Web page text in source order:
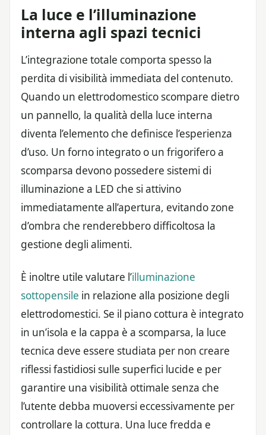
La luce e l’illuminazione
interna agli spazi tecnici
L’integrazione totale comporta spesso la
perdita di visibilità immediata del contenuto.
Quando un elettrodomestico scompare dietro
un pannello, la qualità della luce interna
diventa l’elemento che definisce l’esperienza
d’uso. Un forno integrato o un frigorifero a
scomparsa devono possedere sistemi di
illuminazione a LED che si attivino
immediatamente all’apertura, evitando zone
d’ombra che renderebbero difficoltosa la
gestione degli alimenti.
È inoltre utile valutare l’illuminazione
sottopensile in relazione alla posizione degli
elettrodomestici. Se il piano cottura è integrato
in un’isola e la cappa è a scomparsa, la luce
tecnica deve essere studiata per non creare
riflessi fastidiosi sulle superfici lucide e per
garantire una visibilità ottimale senza che
l’utente debba muoversi eccessivamente per
controllare la cottura. Una luce fredda e